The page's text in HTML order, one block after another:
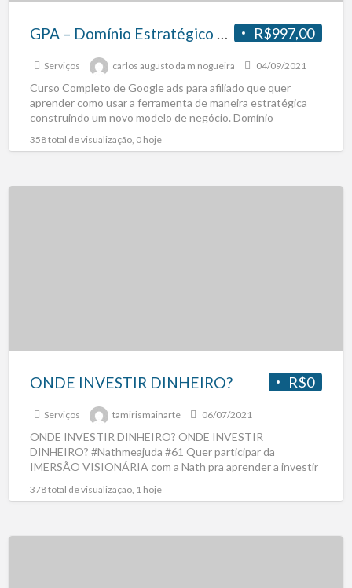
R$997,00
GPA – Domínio Estratégico – https://bit.ly/3h1HMMS
Serviços carlos augusto da m nogueira 04/09/2021
Curso Completo de Google ads para afiliado que quer
aprender como usar a ferramenta de maneira estratégica
construindo um novo modelo de negócio. Domínio
358 total de visualização, 0 hoje
R$0
ONDE INVESTIR DINHEIRO?
Serviços tamirismainarte 06/07/2021
ONDE INVESTIR DINHEIRO? ONDE INVESTIR
DINHEIRO? #Nathmeajuda #61 Quer participar da
IMERSÃO VISIONÁRIA com a Nath pra aprender a investir
378 total de visualização, 1 hoje